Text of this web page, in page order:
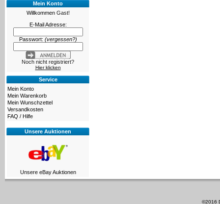
Mein Konto
Willkommen Gast!
E-Mail Adresse:
Passwort: (vergessen?)
Noch nicht registriert?
Hier klicken
Service
Mein Konto
Mein Warenkorb
Mein Wunschzettel
Versandkosten
FAQ / Hilfe
Unsere Auktionen
Unsere eBay Auktionen
©2016